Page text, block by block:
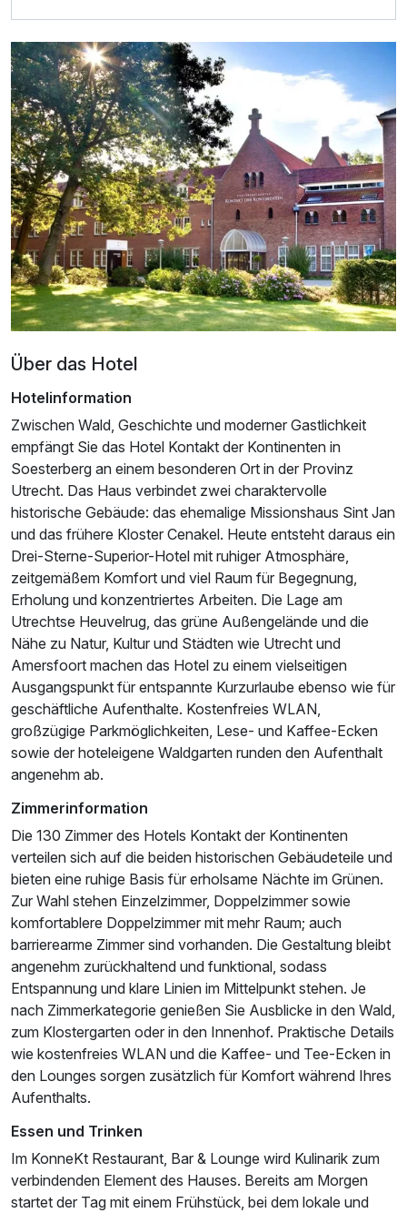
Für 4 Tage
Doppelzimmer Premium Komfort
2 Erwachsene und 1 Kind
Ausstattung
Für 4 Tage p.P. ab 247,50 €
Doppelzimmer Standard
2 Erwachsene und 1 Kind
Ausstattung
Für 4 Tage
Über das Hotel
Hotelinformation
Zwischen Wald, Geschichte und moderner Gastlichkeit
empfängt Sie das Hotel Kontakt der Kontinenten in
Soesterberg an einem besonderen Ort in der Provinz
Utrecht. Das Haus verbindet zwei charaktervolle
historische Gebäude: das ehemalige Missionshaus Sint Jan
und das frühere Kloster Cenakel. Heute entsteht daraus ein
Drei-Sterne-Superior-Hotel mit ruhiger Atmosphäre,
zeitgemäßem Komfort und viel Raum für Begegnung,
Erholung und konzentriertes Arbeiten. Die Lage am
Utrechtse Heuvelrug, das grüne Außengelände und die
Nähe zu Natur, Kultur und Städten wie Utrecht und
Amersfoort machen das Hotel zu einem vielseitigen
Ausgangspunkt für entspannte Kurzurlaube ebenso wie für
geschäftliche Aufenthalte. Kostenfreies WLAN,
großzügige Parkmöglichkeiten, Lese- und Kaffee-Ecken
sowie der hoteleigene Waldgarten runden den Aufenthalt
angenehm ab.
Zimmerinformation
Die 130 Zimmer des Hotels Kontakt der Kontinenten
verteilen sich auf die beiden historischen Gebäudeteile und
bieten eine ruhige Basis für erholsame Nächte im Grünen.
Zur Wahl stehen Einzelzimmer, Doppelzimmer sowie
komfortablere Doppelzimmer mit mehr Raum; auch
barrierearme Zimmer sind vorhanden. Die Gestaltung bleibt
angenehm zurückhaltend und funktional, sodass
Entspannung und klare Linien im Mittelpunkt stehen. Je
nach Zimmerkategorie genießen Sie Ausblicke in den Wald,
zum Klostergarten oder in den Innenhof. Praktische Details
wie kostenfreies WLAN und die Kaffee- und Tee-Ecken in
den Lounges sorgen zusätzlich für Komfort während Ihres
Aufenthalts.
Essen und Trinken
Im KonneKt Restaurant, Bar & Lounge wird Kulinarik zum
verbindenden Element des Hauses. Bereits am Morgen
startet der Tag mit einem Frühstück, bei dem lokale und